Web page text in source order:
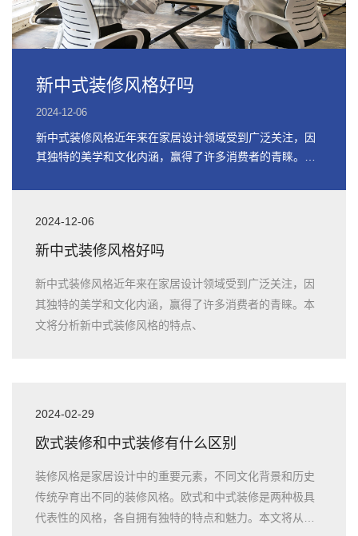
新中式装修风格好吗
2024-12-06
新中式装修风格近年来在家居设计领域受到广泛关注，因
其独特的美学和文化内涵，赢得了许多消费者的青睐。本
2024-12-06
新中式装修风格好吗
新中式装修风格近年来在家居设计领域受到广泛关注，因
其独特的美学和文化内涵，赢得了许多消费者的青睐。本
文将分析新中式装修风格的特点、
2024-02-29
欧式装修和中式装修有什么区别
装修风格是家居设计中的重要元素，不同文化背景和历史
传统孕育出不同的装修风格。欧式和中式装修是两种极具
代表性的风格，各自拥有独特的特点和魅力。本文将从历